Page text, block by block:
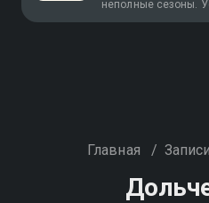
неполные сезоны.
Главная /